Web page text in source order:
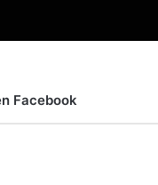
Facebook